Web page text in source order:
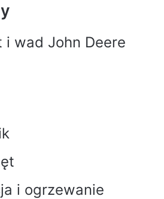
i wad John Deere
i ogrzewanie